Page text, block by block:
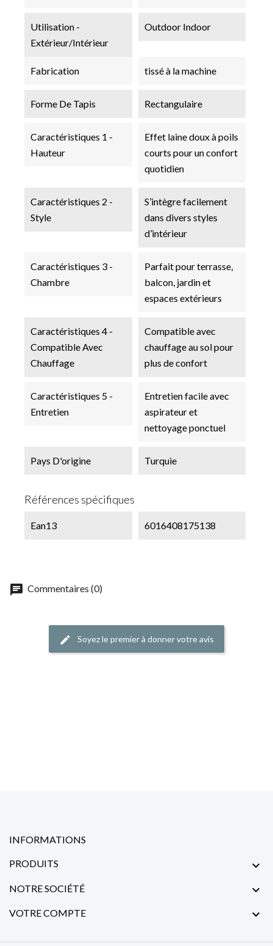
Utilisation -
Extérieur/Intérieur
Outdoor Indoor
Fabrication tissé à la machine
Forme De Tapis Rectangulaire
Caractéristiques 1 -
Hauteur
Effet laine doux à poils
courts pour un confort
quotidien
Caractéristiques 2 -
Style
S’intègre facilement
dans divers styles
d’intérieur
Caractéristiques 3 -
Chambre
Parfait pour terrasse,
balcon, jardin et
espaces extérieurs
Caractéristiques 4 -
Compatible Avec
Chauffage
Compatible avec
chauffage au sol pour
plus de confort
Caractéristiques 5 -
Entretien
Entretien facile avec
aspirateur et
nettoyage ponctuel
Pays D'origine Turquie
Références spécifiques
Ean13 6016408175138
chat Commentaires (0)
edit Soyez le premier à donner votre avis
INFORMATIONS
PRODUITS 
NOTRE SOCIÉTÉ 
VOTRE COMPTE 